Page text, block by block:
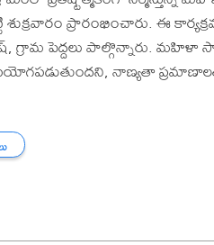
ప్రారంభించారు. ఈ
గ్రామ పెద్దలు పాల్గొన్నారు.
నాణ్యతా ప్రమాణాలతో